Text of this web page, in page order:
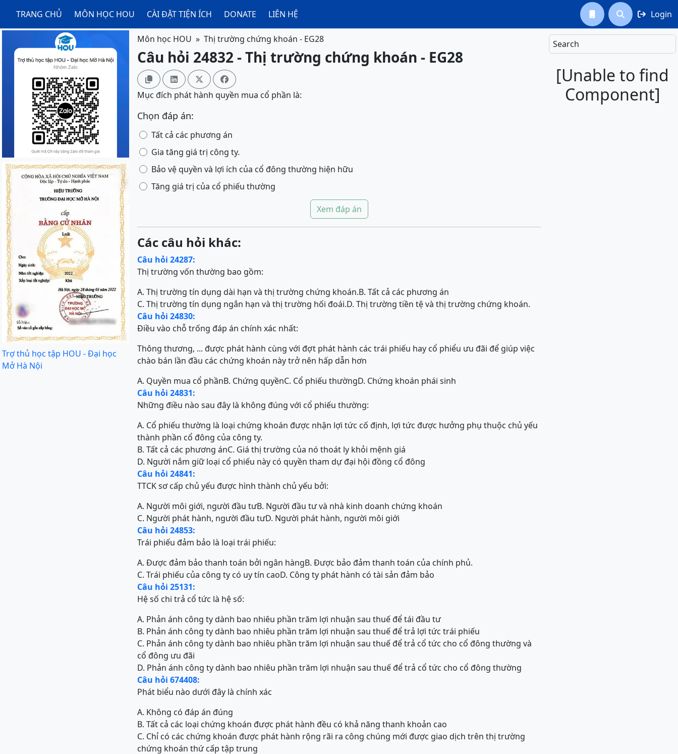
TRANG CHỦ MÔN HỌC HOU CÀI ĐẶT TIỆN ÍCH DONATE LIÊN HỆ   Login
Search
[Unable to find
Component]
Trợ thủ học tập HOU - Đại học
Mở Hà Nội
Môn học HOU Thị trường chứng khoán - EG28
Câu hỏi 24832 - Thị trường chứng khoán - EG28
   
Mục đích phát hành quyền mua cổ phần là:
Chọn đáp án:
Tất cả các phương án
Gia tăng giá trị công ty.
Bảo vệ quyền và lợi ích của cổ đông thường hiện hữu
Tăng giá trị của cổ phiếu thường
Xem đáp án
Các câu hỏi khác:
Câu hỏi 24287:
Thị trường vốn thường bao gồm:
A. Thị trường tín dụng dài hạn và thị trường chứng khoán.B. Tất cả các phương án
C. Thị trường tín dụng ngắn hạn và thị trường hối đoái.D. Thị trường tiền tệ và thị trường chứng khoán.
Câu hỏi 24830:
Điều vào chỗ trống đáp án chính xác nhất:
Thông thương, ... được phát hành cùng với đợt phát hành các trái phiếu hay cổ phiểu ưu đãi để giúp việc
chào bán lần đầu các chứng khoán này trở nên hấp dẫn hơn
A. Quyền mua cổ phầnB. Chứng quyềnC. Cổ phiếu thườngD. Chứng khoán phái sinh
Câu hỏi 24831:
Những điều nào sau đây là không đúng với cổ phiếu thường:
A. Cổ phiếu thường là loại chứng khoán được nhận lợi tức cố định, lợi tức được hưởng phụ thuộc chủ yếu
thành phần cổ đông của công ty.
B. Tất cả các phương ánC. Giá thị trường của nó thoát ly khỏi mệnh giá
D. Người nắm giữ loại cổ phiếu này có quyền tham dự đại hội đồng cổ đông
Câu hỏi 24841:
TTCK sơ cấp chủ yếu được hình thành chủ yếu bởi:
A. Người môi giới, người đầu tưB. Người đầu tư và nhà kinh doanh chứng khoán
C. Người phát hành, người đầu tưD. Người phát hành, người môi giới
Câu hỏi 24853:
Trái phiếu đảm bảo là loại trái phiếu:
A. Được đảm bảo thanh toán bởi ngân hàngB. Được bảo đảm thanh toán của chính phủ.
C. Trái phiếu của công ty có uy tín caoD. Công ty phát hành có tài sản đảm bảo
Câu hỏi 25131:
Hệ số chi trả cổ tức là hệ số:
A. Phản ánh công ty dành bao nhiêu phần trăm lợi nhuận sau thuế để tái đầu tư
B. Phản ánh công ty dành bao nhiêu phần trăm lợi nhuận sau thuế để trả lợi tức trái phiếu
C. Phản ánh công ty dành bao nhiêu phần trăm lợi nhuận sau thuế để trả cổ tức cho cổ đông thường và
cổ đông ưu đãi
D. Phản ánh công ty dành bao nhiêu phần trăm lợi nhuận sau thuế để trả cổ tức cho cổ đông thường
Câu hỏi 674408:
Phát biểu nào dưới đây là chính xác
A. Không có đáp án đúng
B. Tất cả các loại chứng khoán được phát hành đều có khả năng thanh khoản cao
C. Chỉ có các chứng khoán được phát hành rộng rãi ra công chúng mới được giao dịch trên thị trường
chứng khoán thứ cấp tập trung